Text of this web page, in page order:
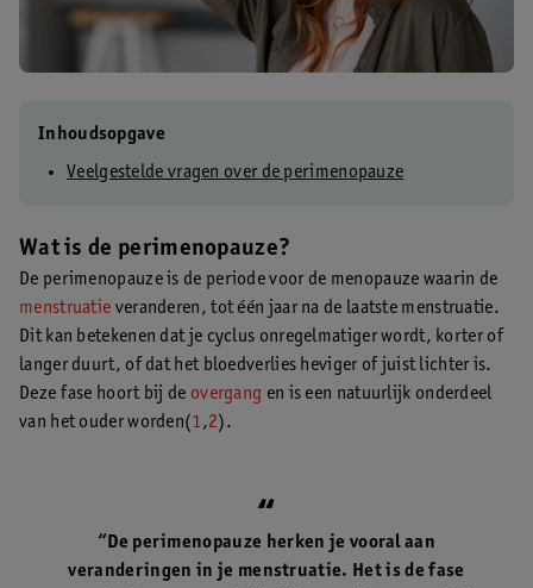
Inhoudsopgave
Veelgestelde vragen over de perimenopauze
Wat is de perimenopauze?
De perimenopauze is de periode voor de menopauze waarin de
menstruatie veranderen, tot één jaar na de laatste menstruatie.
Dit kan betekenen dat je cyclus onregelmatiger wordt, korter of
langer duurt, of dat het bloedverlies heviger of juist lichter is.
Deze fase hoort bij de overgang en is een natuurlijk onderdeel
van het ouder worden(1,2).
“De perimenopauze herken je vooral aan
veranderingen in je menstruatie. Het is de fase